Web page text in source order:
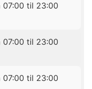
07:00 til 23:00
07:00 til 23:00
07:00 til 23:00